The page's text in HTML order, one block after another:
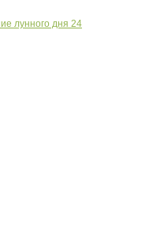
лунного дня 24